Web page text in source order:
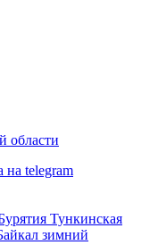
области
Тункинская
зимний